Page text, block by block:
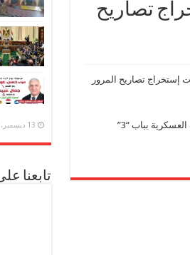
تصاريح
إستخراج تصاريح المرور
وذلك إعتباراً من اليوم وحتى يوم الخميس الموافق 3/10/2013 وذلك بمقر القيادة المركزية العسكرية بباب “3”
13 ديسمبر، 2020
تابعنا